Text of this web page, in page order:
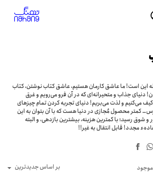
این است! ما عاشق کارمان هستیم، عاشق کتاب نوشتن، کتاب
دنیای جذاب و متحیرانه‌ای که در آن فرو می‌رویم و غرق
می‌کنیم و لذت می‌بریم! دنیای تجربه ‌کردن تمام چیزهای
کمتر محصول مُجازی در دنیا هست که با آن بتوان به این
شوق رسید؛ با کمترین هزینه، بیشترین بازدهی، و البته
مجدد! قابل انتقال به غیر!!
بر اساس جدیدترین